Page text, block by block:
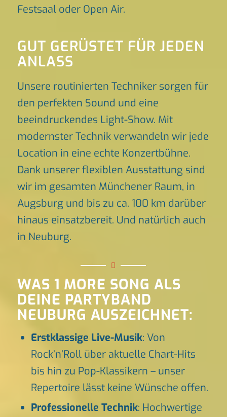
Festsaal oder Open Air.
GUT GERÜSTET FÜR JEDEN
ANLASS
Unsere routinierten Techniker sorgen für
den perfekten Sound und eine
beeindruckendes Light-Show. Mit
modernster Technik verwandeln wir jede
Location in eine echte Konzertbühne.
Dank unserer flexiblen Ausstattung sind
wir im gesamten Münchener Raum, in
Augsburg und bis zu ca. 100 km darüber
hinaus einsatzbereit. Und natürlich auch
in Neuburg.
WAS 1 MORE SONG ALS
DEINE PARTYBAND
NEUBURG AUSZEICHNET:
Erstklassige Live-Musik: Von
Rock’n’Roll über aktuelle Chart-Hits
bis hin zu Pop-Klassikern – unser
Repertoire lässt keine Wünsche offen.
Professionelle Technik: Hochwertige